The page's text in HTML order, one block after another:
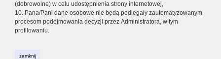
(dobrowolne) w celu udostępnienia strony internetowej,
10. Pana/Pani dane osobowe nie będą podlegały zautomatyzowanym
procesom podejmowania decyzji przez Administratora, w tym
profilowaniu.
zamknij